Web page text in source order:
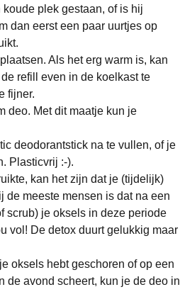
plek gestaan, of is hij
dan eerst een paar uurtjes op
Als het erg warm is, kan
refill even in de koelkast te
fijner.
deo. Met dit maatje kun je
deodorantstick na te vullen, of je
Plasticvrij :-).
kan het zijn dat je (tijdelijk)
de meeste mensen is dat na een
scrub) je oksels in deze periode
vol! De detox duurt gelukkig maar
oksels hebt geschoren of op een
de avond scheert, kun je de deo in